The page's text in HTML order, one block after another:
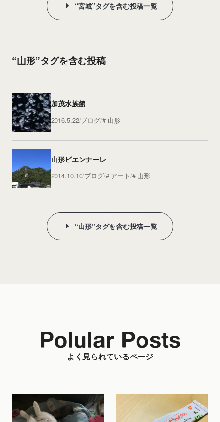
“宮城”タグを含む投稿一覧
“山形”タグを含む投稿
加茂水族館
2016.5.22 ブログ 山形
山形ビエンナーレ
2014.10.10 ブログ アート 山形
“山形”タグを含む投稿一覧
よく見られているページ
Polular Posts